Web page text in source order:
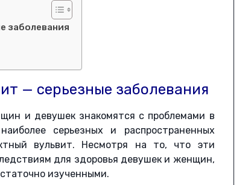
заболевания
— серьезные заболевания
и девушек знакомятся с проблемами в
серьезных и распространенных
вульвит. Несмотря на то, что эти
для здоровья девушек и женщин,
изученными.